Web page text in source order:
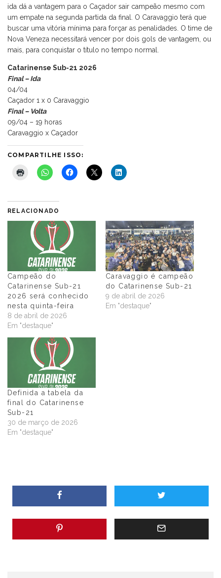
ida dá a vantagem para o Caçador sair campeão mesmo com
um empate na segunda partida da final. O Caravaggio terá que
buscar uma vitória mínima para forçar as penalidades. O time de
Nova Veneza necessitará vencer por dois gols de vantagem, ou
mais, para conquistar o título no tempo normal.
Catarinense Sub-21 2026
Final – Ida
04/04
Caçador 1 x 0 Caravaggio
Final – Volta
09/04 – 19 horas
Caravaggio x Caçador
COMPARTILHE ISSO:
RELACIONADO
Campeão do
Catarinense Sub-21
2026 será conhecido
nesta quinta-feira
8 de abril de 2026
Em "destaque"
Caravaggio é campeão
do Catarinense Sub-21
9 de abril de 2026
Em "destaque"
Definida a tabela da
final do Catarinense
Sub-21
30 de março de 2026
Em "destaque"